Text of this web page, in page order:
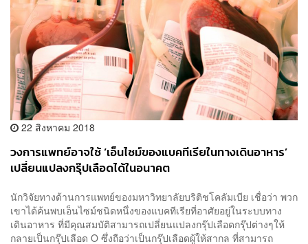
22 สิงหาคม 2018
วงการแพทย์อาจใช้ ‘เอ็นไซม์ของแบคทีเรียในทางเดินอาหาร’
เปลี่ยนแปลงกรุ๊ปเลือดได้ในอนาคต
นักวิจัยทางด้านการแพทย์ของมหาวิทยาลัยบริติชโคลัมเบีย เชื่อว่า พวก
เขาได้ค้นพบเอ็นไซม์ชนิดหนึ่งของแบคทีเรียที่อาศัยอยู่ในระบบทาง
เดินอาหาร ที่มีคุณสมบัติสามารถเปลี่ยนแปลงกรุ๊ปเลือดกรุ๊ปต่างๆให้
กลายเป็นกรุ๊ปเลือด O ซึ่งถือว่าเป็นกรุ๊ปเลือดผู้ให้สากล ที่สามารถ